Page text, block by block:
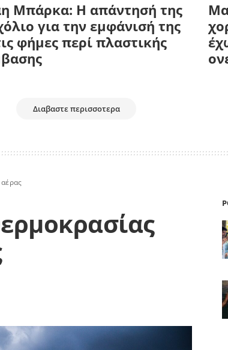
Μπάρκα: Η απάντησή της
για την εμφάνισή της
φήμες περί πλαστικής
Διαβαστε περισσοτερα